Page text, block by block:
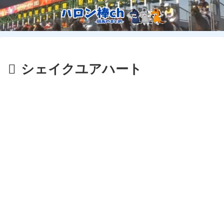
シェイクユアハート